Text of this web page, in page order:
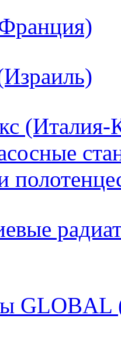
(Италия-
GLOBAL